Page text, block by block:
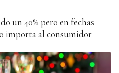
un 40% pero en fechas
importa al consumidor